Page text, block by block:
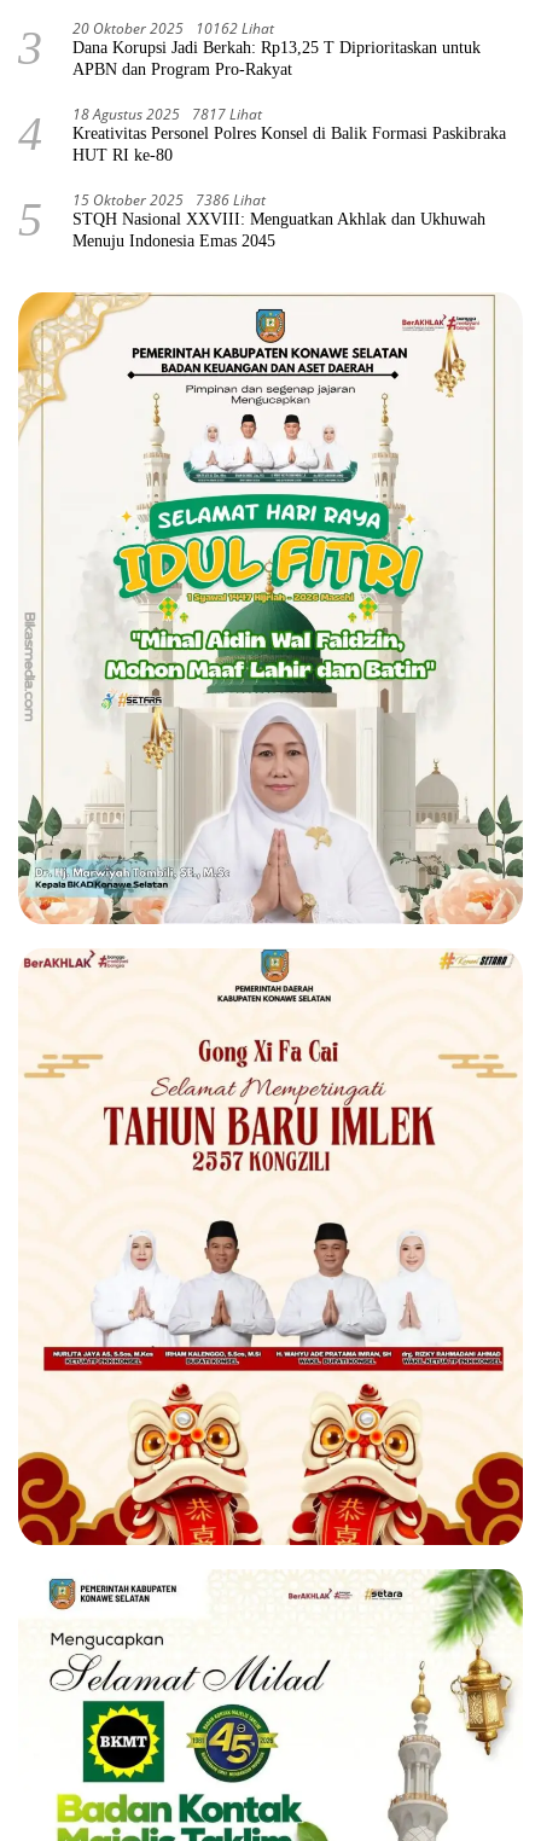
3 20 Oktober 2025 10162 Lihat
Dana Korupsi Jadi Berkah: Rp13,25 T Diprioritaskan untuk
APBN dan Program Pro-Rakyat
4 18 Agustus 2025 7817 Lihat
Kreativitas Personel Polres Konsel di Balik Formasi Paskibraka
HUT RI ke-80
5 15 Oktober 2025 7386 Lihat
STQH Nasional XXVIII: Menguatkan Akhlak dan Ukhuwah
Menuju Indonesia Emas 2045